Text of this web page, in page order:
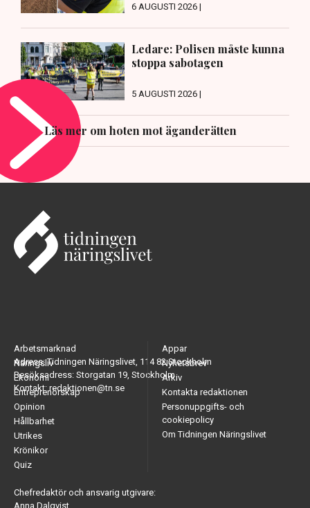
6 AUGUSTI 2026 |
Ledare: Polisen måste kunna
stoppa sabotagen
5 AUGUSTI 2026 |
Läs mer om hoten mot äganderätten
Adress: Tidningen Näringslivet, 114 82 Stockholm
Besöksadress: Storgatan 19, Stockholm
Kontakt: redaktionen@tn.se
Arbetsmarknad
Näringsliv
Ekonomi
Entreprenörskap
Opinion
Hållbarhet
Utrikes
Krönikor
Quiz
Appar
Nyhetsbrev
Arkiv
Kontakta redaktionen
Personuppgifts- och
cookiepolicy
Om Tidningen Näringslivet
Chefredaktör och ansvarig utgivare:
Anna Dalqvist